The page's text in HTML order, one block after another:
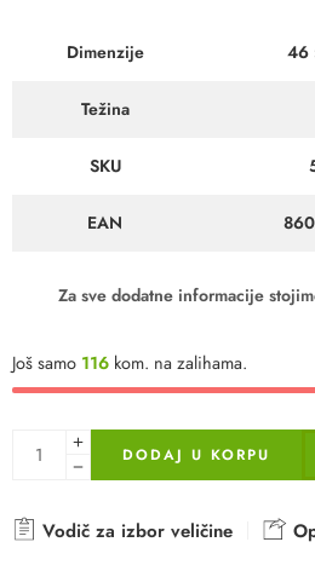
Dimenzije 46
Težina
SKU
EAN
Za sve dodatne informacije
Još samo 116 kom. na zalihama.
DODAJ U KORPU
Vodič za izbor veličine